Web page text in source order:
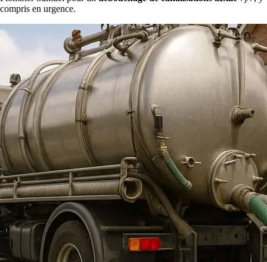
compris en urgence.